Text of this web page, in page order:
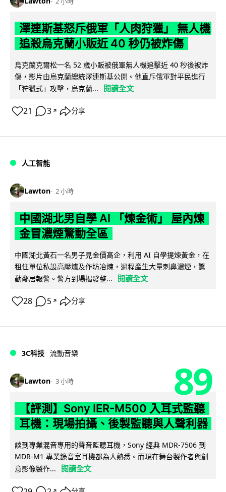
澤連斯基怒斥俄軍「人肉狩獵」 無人機
追殺烏克蘭小販近 40 秒仍被炸傷
烏克蘭克爾松一名 52 歲小販被俄軍無人機追擊近 40 秒後被炸
傷，影片由烏克蘭總統澤連斯基公開。他直斥俄軍對平民進行
「狩獵式」攻擊，烏克蘭...
閱讀全文
21 3 ↗ 分享
人工智能
Lawton 2 小時
中國湖北男自學 AI 「煉金術」 屋內煉
金冒濃煙驚動全區
中國湖北黃石一名男子見金價高企，利用 AI 自學提煉黃金，在
租住單位私設高壓爐及作坊冶煉，過程產生大量刺鼻濃煙，驚
動鄰居報警。警方到場揭發整...
閱讀全文
28 5 ↗ 分享
3C科技 流動音樂
Lawton 3 小時 89
【評測】Sony IER-M500 入耳式監聽
耳機：現場拍攝、後製監聽與人聲利器
談到專業混音專用的聲音監聽耳機，Sony 經典 MDR-7506 到
MDR-M1 專業錄音室耳機都為人熟悉。而現在舞台製作者與創
意影像製作...
閱讀全文